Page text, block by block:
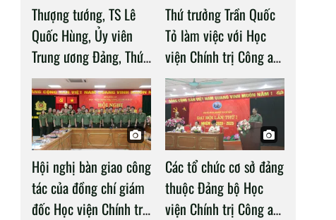
Thượng tướng, TS Lê
Quốc Hùng, Ủy viên
Trung ương Đảng, Thứ
trưởng Bộ Công an làm
việc với Học viện
Chính trị Công an nhân
dân
Thứ trưởng Trần Quốc
Tỏ làm việc với Học
viện Chính trị Công an
nhân dân
Hội nghị bàn giao công
tác của đồng chí giám
đốc Học viện Chính trị
Các tổ chức cơ sở đảng
thuộc Đảng bộ Học
viện Chính trị Công an